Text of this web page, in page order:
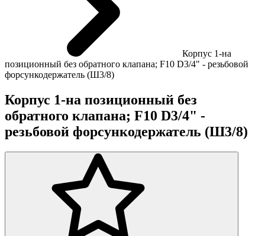
Корпус 1-на
позиционный без обратного клапана; F10 D3/4" - резьбовой
форсункодержатель (Ш3/8)
Корпус 1-на позиционный без
обратного клапана; F10 D3/4" -
резьбовой форсункодержатель (Ш3/8)